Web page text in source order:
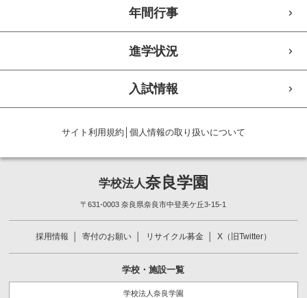
年間行事
進学状況
入試情報
サイト利用規約 個人情報の取り扱いについて
学校法人奈良学園
〒631-0003 奈良県奈良市中登美ケ丘3-15-1
採用情報 寄付のお願い リサイクル募金 X（旧Twitter）
学校・施設一覧
学校法人奈良学園